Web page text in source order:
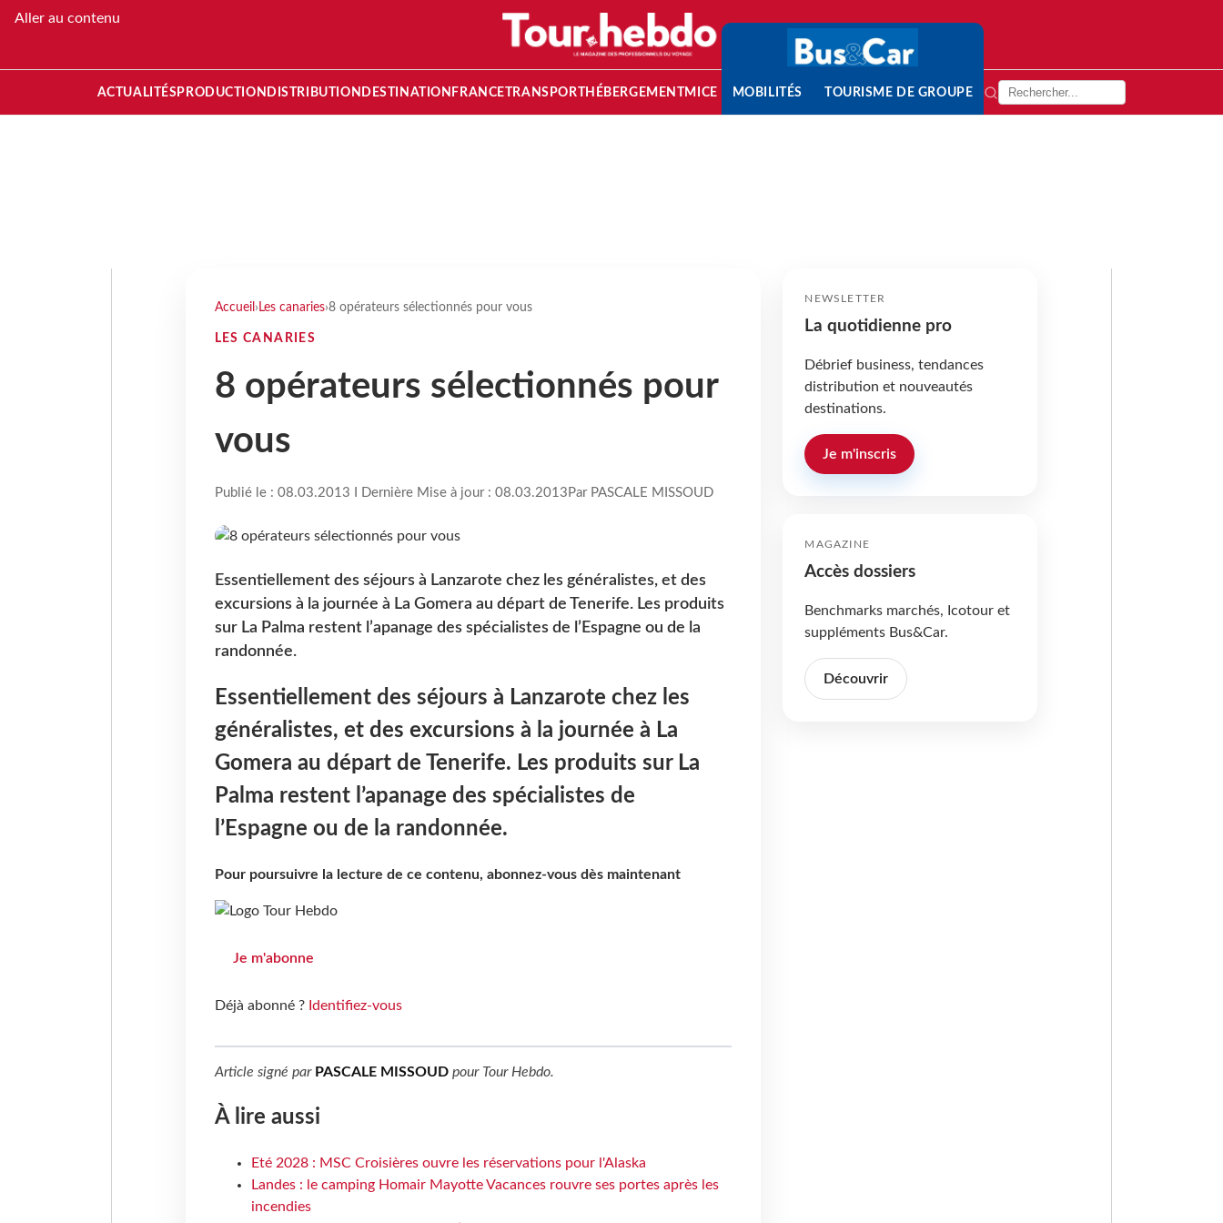
Aller au contenu
ACTUALITÉS PRODUCTION DISTRIBUTION DESTINATION FRANCETRANSPORT HÉBERGEMENTMICE MOBILITÉS TOURISME DE GROUPE
Accueil › Les canaries›8 opérateurs sélectionnés pour vous
LES CANARIES
8 opérateurs sélectionnés pour
vous
Publié le : 08.03.2013 I Dernière Mise à jour : 08.03.2013 Par PASCALE MISSOUD
Essentiellement des séjours à Lanzarote chez les généralistes, et des
excursions à la journée à La Gomera au départ de Tenerife. Les produits
sur La Palma restent l’apanage des spécialistes de l’Espagne ou de la
randonnée.
Essentiellement des séjours à Lanzarote chez les
généralistes, et des excursions à la journée à La
Gomera au départ de Tenerife. Les produits sur La
Palma restent l’apanage des spécialistes de
l’Espagne ou de la randonnée.
Pour poursuivre la lecture de ce contenu, abonnez-vous dès maintenant
Je m'abonne
Déjà abonné ? Identifiez-vous
Article signé par PASCALE MISSOUDpour Tour Hebdo.
À lire aussi
Eté 2028 : MSC Croisières ouvre les réservations pour l'Alaska
Landes : le camping Homair Mayotte Vacances rouvre ses portes après les
incendies
NEWSLETTER
La quotidienne pro
Débrief business, tendances
distribution et nouveautés
destinations.
Je m'inscris
MAGAZINE
Accès dossiers
Benchmarks marchés, Icotour et
suppléments Bus&Car.
Découvrir